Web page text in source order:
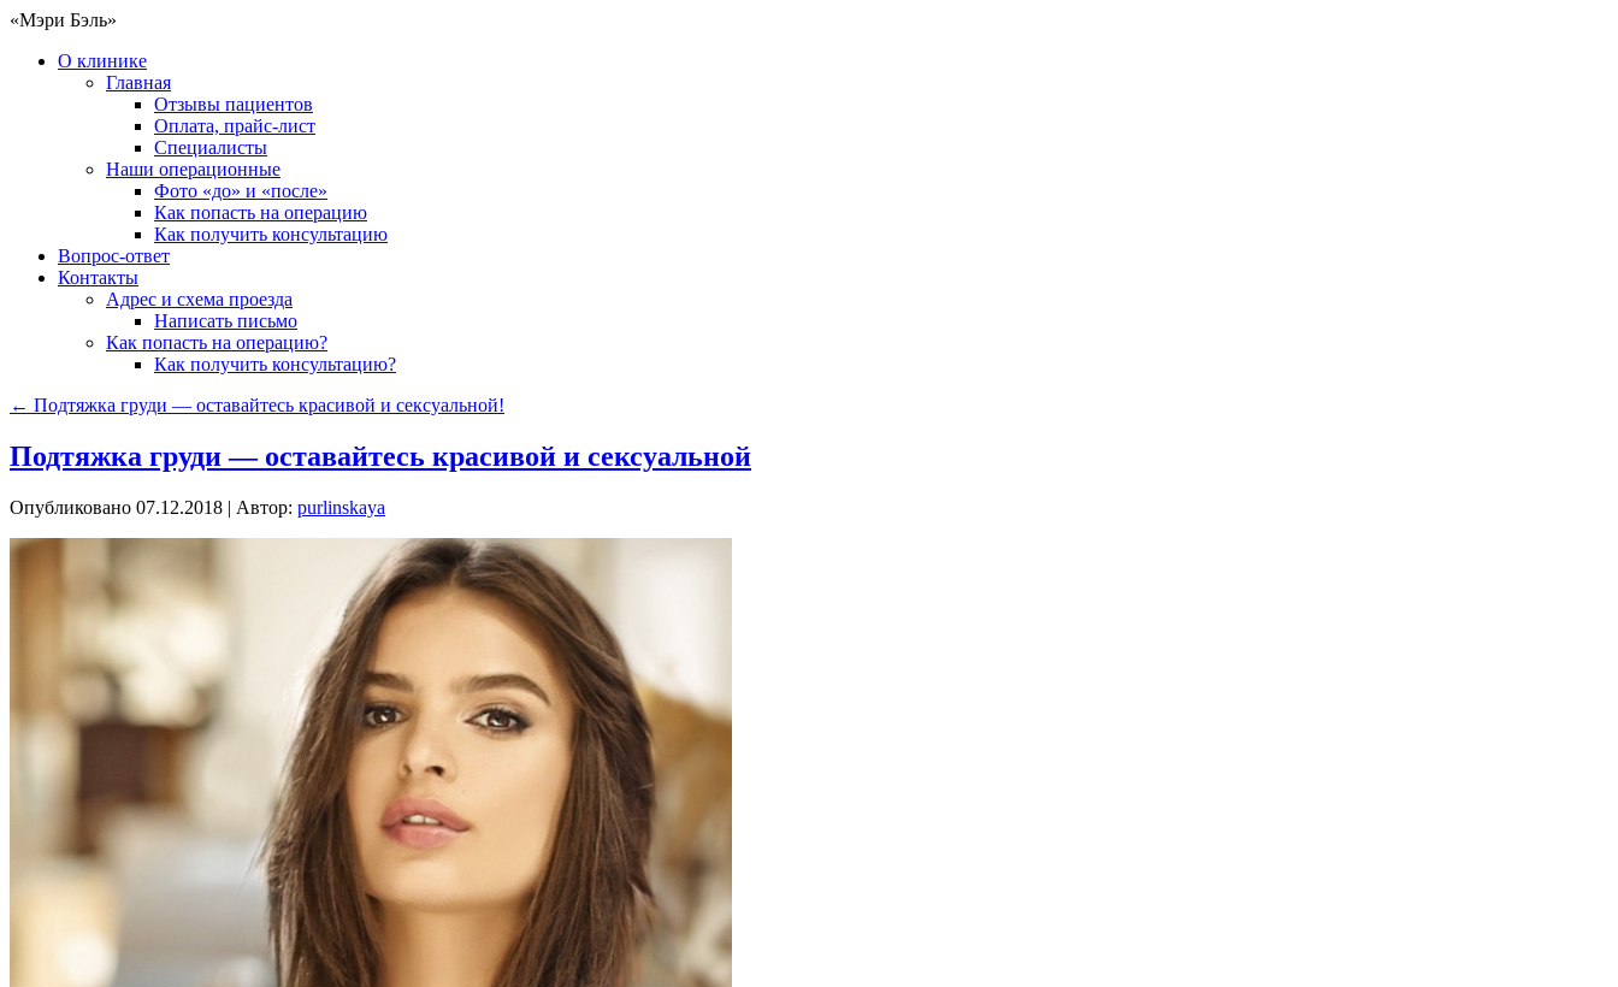
«Мэри Бэль»
О клинике
Главная
Отзывы пациентов
Оплата, прайс-лист
Специалисты
Наши операционные
Фото «до» и «после»
Как попасть на операцию
Как получить консультацию
Вопрос-ответ
Контакты
Адрес и схема проезда
Написать письмо
Как попасть на операцию?
Как получить консультацию?
← Подтяжка груди — оставайтесь красивой и сексуальной!
Подтяжка груди — оставайтесь красивой и сексуальной
Опубликовано 07.12.2018 | Автор: purlinskaya